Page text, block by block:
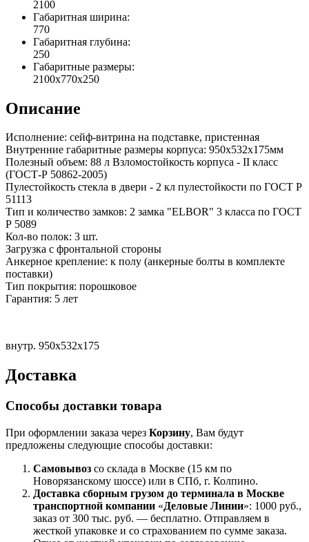
2100
Габаритная ширина:
770
Габаритная глубина:
250
Габаритные размеры:
2100x770x250
Описание
Исполнение: сейф-витрина на подставке, пристенная
Внутренние габаритные размеры корпуса: 950х532х175мм
Полезный объем: 88 л Взломостойкость корпуса - II класс
(ГОСТ-Р 50862-2005)
Пулестойкость стекла в двери - 2 кл пулестойкости по ГОСТ Р
51113
Тип и количество замков: 2 замка "ELBOR" 3 класса по ГОСТ
Р 5089
Кол-во полок: 3 шт.
Загрузка с фронтальной стороны
Анкерное крепление: к полу (анкерные болты в комплекте
поставки)
Тип покрытия: порошковое
Гарантия: 5 лет
внутр. 950х532х175
Доставка
Способы доставки товара
При оформлении заказа через Корзину, Вам будут
предложены следующие способы доставки:
Самовывоз со склада в Москве (15 км по
Новорязанскому шоссе) или в СПб, г. Колпино.
Доставка сборным грузом до терминала в Москве
транспортной компании «Деловые Линии»: 1000 руб.,
заказ от 300 тыс. руб. — бесплатно. Отправляем в
жесткой упаковке и со страхованием по сумме заказа.